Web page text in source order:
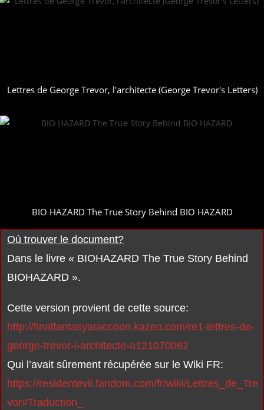
Lettres de George Trevor, l'architecte (George Trevor's Letters)
BIO HAZARD The True Story Behind BIO HAZARD
Où trouver le document?
Dans le livre « BIOHAZARD The True Story Behind
BIOHAZARD ».
Cette version provient de cette source:
http://finalfantasyaraccoon.kazeo.com/re1-lettres-de-
george-trevor-l-architecte-a121070062
Qui l’avait sûrement récupérée sur le Wiki FR:
https://residentevil.fandom.com/fr/wiki/Lettres_de_Tre
vor#Traduction_